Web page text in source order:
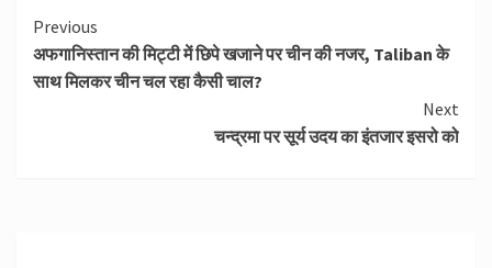
Continue
Reading
Previous
अफगानिस्तान की मिट्टी में छिपे खजाने पर चीन की नजर, Taliban के
साथ मिलकर चीन चल रहा कैसी चाल?
Next
चन्द्रमा पर सूर्य उदय का इंतजार इसरो को